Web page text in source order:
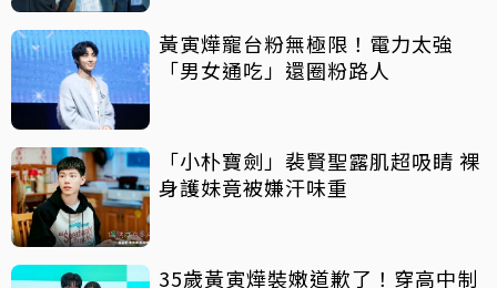
黃寅燁寵台粉無極限！電力太強
「男女通吃」還圈粉路人
「小朴寶劍」裴賢聖露肌超吸睛 裸
身護妹竟被嫌汗味重
35歲黃寅燁裝嫩道歉了！穿高中制